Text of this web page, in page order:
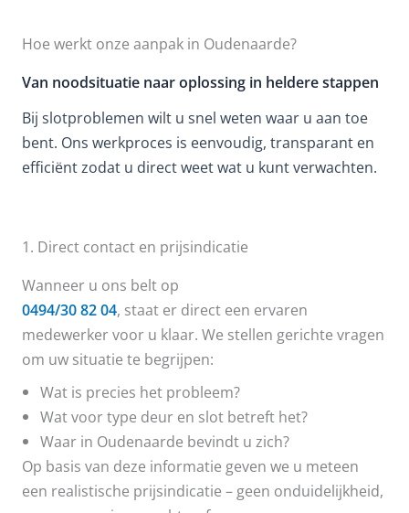
Hoe werkt onze aanpak in Oudenaarde?
Van noodsituatie naar oplossing in heldere stappen
Bij slotproblemen wilt u snel weten waar u aan toe
bent. Ons werkproces is eenvoudig, transparant en
efficiënt zodat u direct weet wat u kunt verwachten.
1. Direct contact en prijsindicatie
Wanneer u ons belt op
0494/30 82 04, staat er direct een ervaren
medewerker voor u klaar. We stellen gerichte vragen
om uw situatie te begrijpen:
Wat is precies het probleem?
Wat voor type deur en slot betreft het?
Waar in Oudenaarde bevindt u zich?
Op basis van deze informatie geven we u meteen
een realistische prijsindicatie – geen onduidelijkheid,